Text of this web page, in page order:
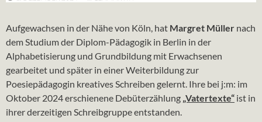
Aufgewachsen in der Nähe von Köln, hat Margret Müller nach
dem Studium der Diplom-Pädagogik in Berlin in der
Alphabetisierung und Grundbildung mit Erwachsenen
gearbeitet und später in einer Weiterbildung zur
Poesiepädagogin kreatives Schreiben gelernt. Ihre bei j:m: im
Oktober 2024 erschienene Debüterzählung „Vatertexte“ ist in
ihrer derzeitigen Schreibgruppe entstanden.